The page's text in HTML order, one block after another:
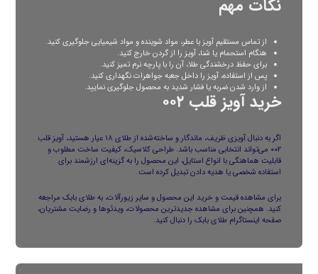
نکات مهم
از تماس مستقیم آویز با عطر، مواد شوینده و مواد شیمیایی جلوگیری کنید.
هنگام استحمام یا شنا، آویز را از گردن خارج کنید.
برای حفظ درخشندگی طلا، آن را با پارچه نرم تمیز کنید.
پس از استفاده، آویز را داخل جعبه جواهرات نگهداری کنید.
از وارد شدن ضربه یا فشار شدید به محصول جلوگیری نمایید.
خرید آویز قلب ۰۰۲
اگر به دنبال آویزی ظریف، ماندگار و ساخته‌شده از طلای ۱۸ عیار هستید، آویز قلب
۰۰۲ می‌تواند انتخابی مناسب باشد. طراحی کلاسیک، کیفیت ساخت مطلوب و
قابلیت هماهنگی با انواع استایل، این محصول را به گزینه‌ای ارزشمند برای
استفاده شخصی یا هدیه دادن تبدیل کرده است.
برای مشاهده قیمت و خرید این محصول و سایر زیورآلات، بهطلای بابک مراجعه
کنید. همچنین برای مشاهده جدیدترین محصولات، ویدئوها و رضایت مشتریان،
صفحه اینستاگرام طلای بابک را دنبال کنید.